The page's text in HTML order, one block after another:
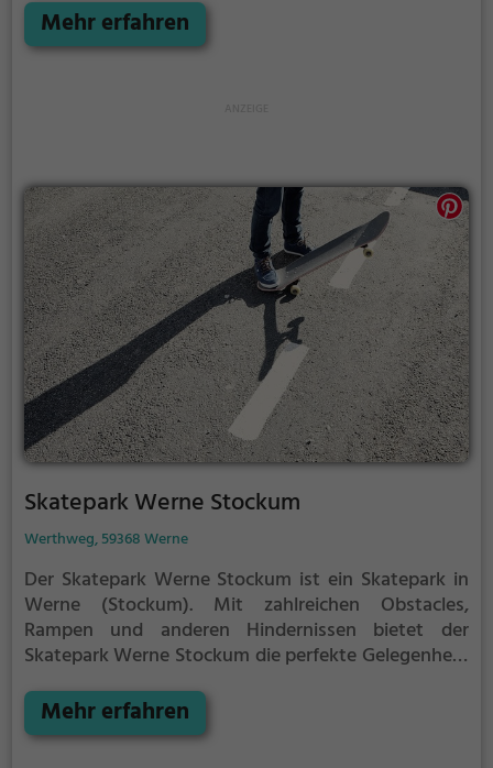
sonst läufst du Gefahr von deinen Gegenspielern
getroffen zu werden.
Mehr erfahren
Skatepark Werne Stockum
Werthweg, 59368 Werne
Der Skatepark Werne Stockum ist ein Skatepark in
Werne (Stockum). Mit zahlreichen Obstacles,
Rampen und anderen Hindernissen bietet der
Skatepark Werne Stockum die perfekte Gelegenheit,
erfahrener Skater oder Anfänger, der Skatepark
Werne Stockum hat für jeden etwas zu bieten - ganz
Mehr erfahren